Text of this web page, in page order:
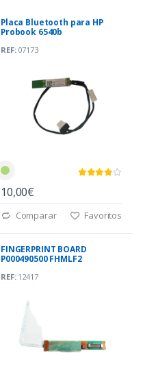
Placa Bluetooth para HP
Probook 6540b
REF:07173
10,00€
Comparar Favoritos
FINGERPRINT BOARD
P000490500 FHMLF2
REF:12417